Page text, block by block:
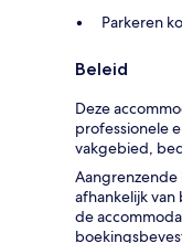
Parkeren
Beleid
Deze
professionele
vakgebied,
Aangrenzende
afhankelijk
de